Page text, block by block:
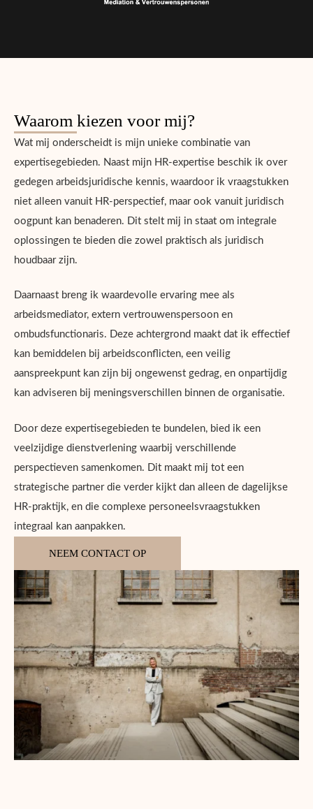
Waarom kiezen voor mij?
Wat mij onderscheidt is mijn unieke combinatie van
expertisegebieden. Naast mijn HR-expertise beschik ik over
gedegen arbeidsjuridische kennis, waardoor ik vraagstukken
niet alleen vanuit HR-perspectief, maar ook vanuit juridisch
oogpunt kan benaderen. Dit stelt mij in staat om integrale
oplossingen te bieden die zowel praktisch als juridisch
houdbaar zijn.
Daarnaast breng ik waardevolle ervaring mee als
arbeidsmediator, extern vertrouwenspersoon en
ombudsfunctionaris. Deze achtergrond maakt dat ik effectief
kan bemiddelen bij arbeidsconflicten, een veilig
aanspreekpunt kan zijn bij ongewenst gedrag, en onpartijdig
kan adviseren bij meningsverschillen binnen de organisatie.
Door deze expertisegebieden te bundelen, bied ik een
veelzijdige dienstverlening waarbij verschillende
perspectieven samenkomen. Dit maakt mij tot een
strategische partner die verder kijkt dan alleen de dagelijkse
HR-praktijk, en die complexe personeelsvraagstukken
integraal kan aanpakken.
NEEM CONTACT OP